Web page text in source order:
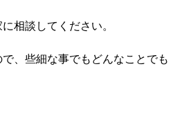
相談してください。
、些細な事でもどんなことでも